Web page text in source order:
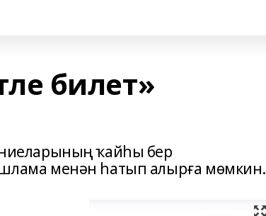
билет»
ҡайһы бер
менән һатып алырға мөмкин.